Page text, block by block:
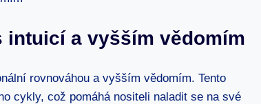
intuicí a vyšším vědomím
rovnováhou a vyšším vědomím. Tento
cykly, což pomáhá nositeli naladit se na své